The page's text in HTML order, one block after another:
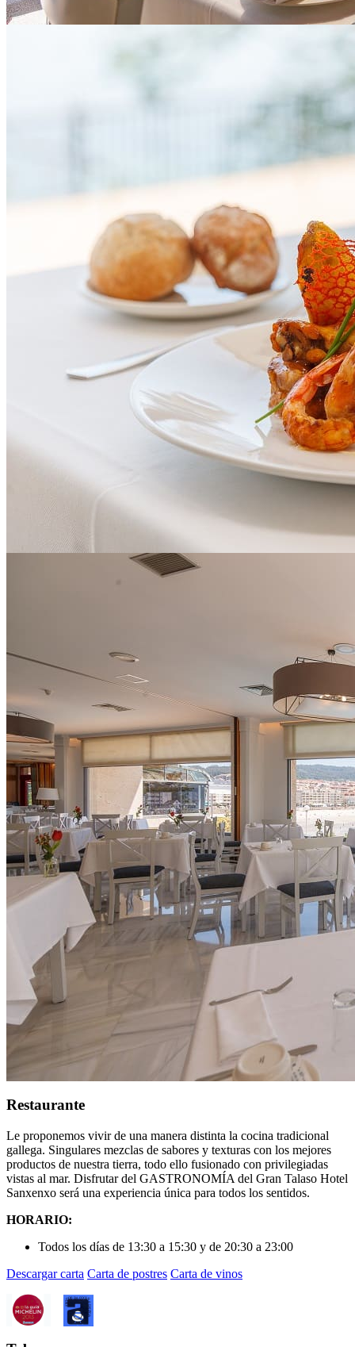
Restaurante
Le proponemos vivir de una manera distinta la cocina tradicional
gallega. Singulares mezclas de sabores y texturas con los mejores
productos de nuestra tierra, todo ello fusionado con privilegiadas
vistas al mar. Disfrutar del GASTRONOMÍA del Gran Talaso Hotel
Sanxenxo será una experiencia única para todos los sentidos.
HORARIO:
Todos los días de 13:30 a 15:30 y de 20:30 a 23:00
Descargar carta Carta de postres Carta de vinos